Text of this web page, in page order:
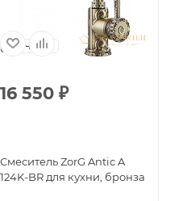
Чехия
16 550 ₽
Смеситель ZorG Antic A
124K-BR для кухни, бронза